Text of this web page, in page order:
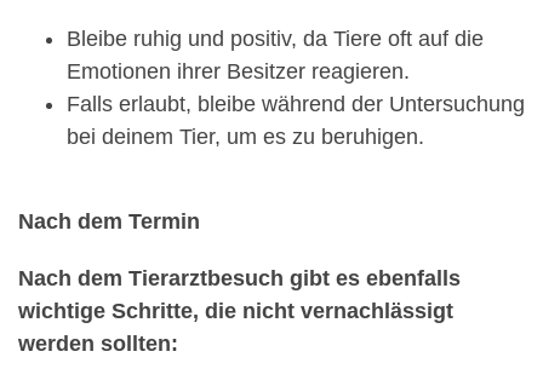
Bleibe ruhig und positiv, da Tiere oft auf die
Emotionen ihrer Besitzer reagieren.
Falls erlaubt, bleibe während der Untersuchung
bei deinem Tier, um es zu beruhigen.
Nach dem Termin
Nach dem Tierarztbesuch gibt es ebenfalls
wichtige Schritte, die nicht vernachlässigt
werden sollten: